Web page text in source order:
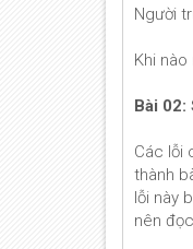
Người
Khi
Bài 02:
Các lỗi
thành
lỗi này
nên